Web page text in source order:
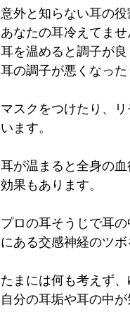
意外と知らない耳の役
あなたの耳冷えてませ
耳を温めると調子が良
耳の調子が悪くなっ
マスクをつけたり、
います。
耳が温まると全身の
効果もあります。
プロの耳そうじで耳
にある交感神経のツボ
たまには何も考えず
自分の耳垢や耳の中